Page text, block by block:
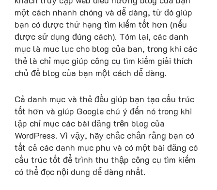
một cách nhanh chóng và dễ dàng, từ đó giúp
bạn có được thứ hạng tìm kiếm tốt hơn (nếu
được sử dụng đúng cách). Tóm lại, các danh
mục là mục lục cho blog của bạn, trong khi các
thẻ là chỉ mục giúp công cụ tìm kiếm giải thích
chủ đề blog của bạn một cách dễ dàng.
Cả danh mục và thẻ đều giúp bạn tạo cấu trúc
tốt hơn và giúp Google chú ý đến nó trong khi
lập chỉ mục các bài đăng trên blog của
WordPress. Vì vậy, hãy chắc chắn rằng bạn có
tất cả các danh mục phụ và có một bài đăng có
cấu trúc tốt để trình thu thập công cụ tìm kiếm
có thể đọc nội dung dễ dàng nhất.